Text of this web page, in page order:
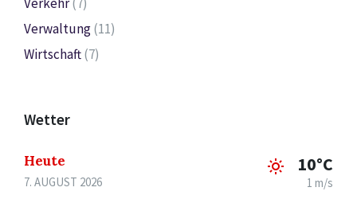
Verwaltung(11)
Wirtschaft(7)
Wetter
Heute
7. AUGUST 2026
10°C
1 m/s